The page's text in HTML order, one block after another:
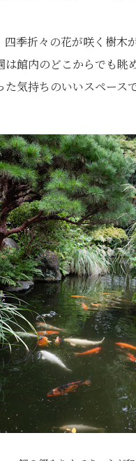
季折々の花が咲く樹
館内のどこからでも
気持ちのいいスペースで